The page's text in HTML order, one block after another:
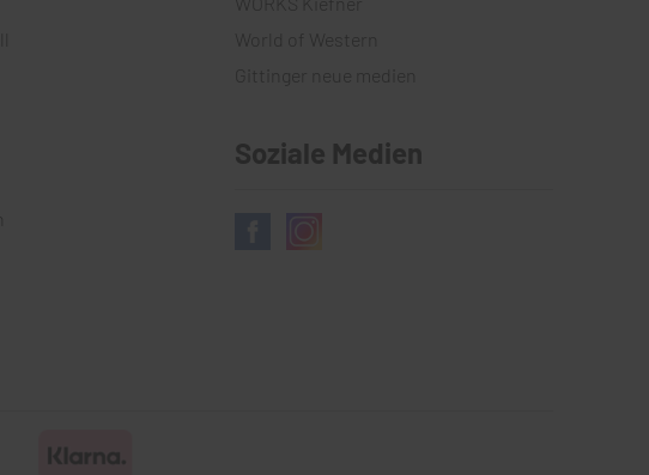
World of Western
Gittinger neue medien
Soziale Medien